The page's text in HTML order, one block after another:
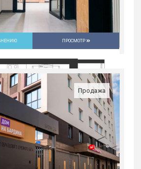
в ЖК «Русь» на
область,
руб.
8
ПРОСМОТР
Продажа